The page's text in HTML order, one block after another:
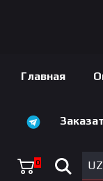
Главная
0